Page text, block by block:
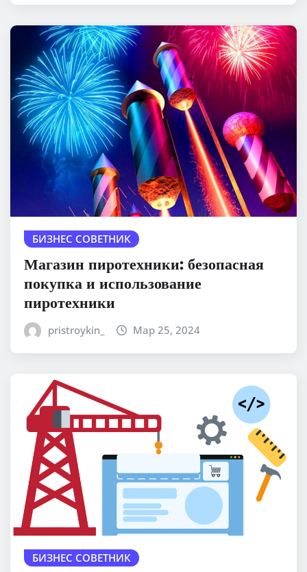
БИЗНЕС СОВЕТНИК
Магазин пиротехники: безопасная
покупка и использование
пиротехники
pristroykin_ Мар 25, 2024
БИЗНЕС СОВЕТНИК